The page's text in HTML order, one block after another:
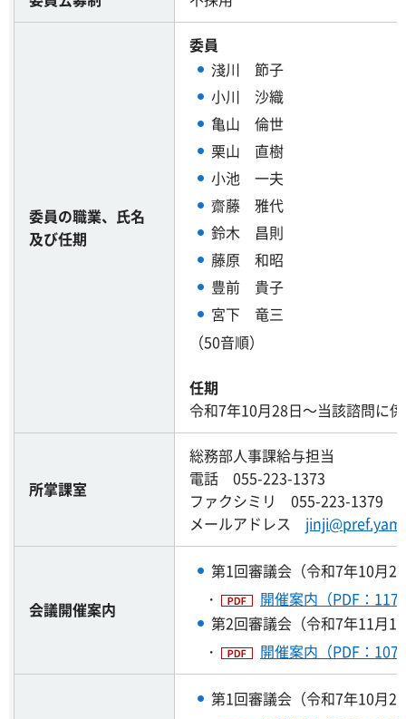
委員の職業、氏名
及び任期
委員
淺川 節子
小川 沙織
亀山 倫世
栗山 直樹
小池 一夫
齋藤 雅代
鈴木 昌則
藤原 和昭
豊前 貴子
宮下 竜三
（50音順）
任期
令和7年10月28日～当該諮問に
所掌課室
総務部人事課給与担当
電話 055-223-1373
ファクシミリ 055-223-1379
メールアドレス
会議開催案内
第1回審議会（令和7年10月
・
開催案内（PDF：
第2回審議会（令和7年11月
・
開催案内（PDF：
第1回審議会（令和7年10月